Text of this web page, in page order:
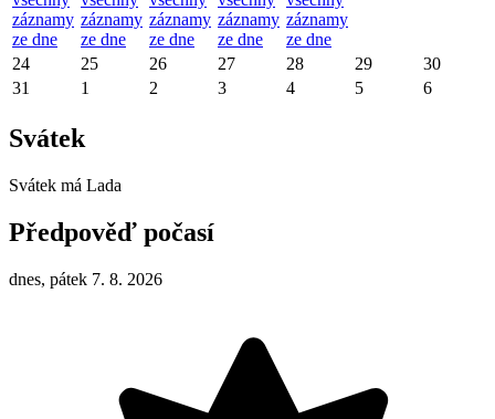
záznamy
ze dne
záznamy
ze dne
záznamy
ze dne
záznamy
ze dne
záznamy
ze dne
24 25 26 27 28 29
30
31
1 2 3 4 5 6
Svátek
Svátek má Lada
Předpověď počasí
dnes, pátek 7. 8. 2026